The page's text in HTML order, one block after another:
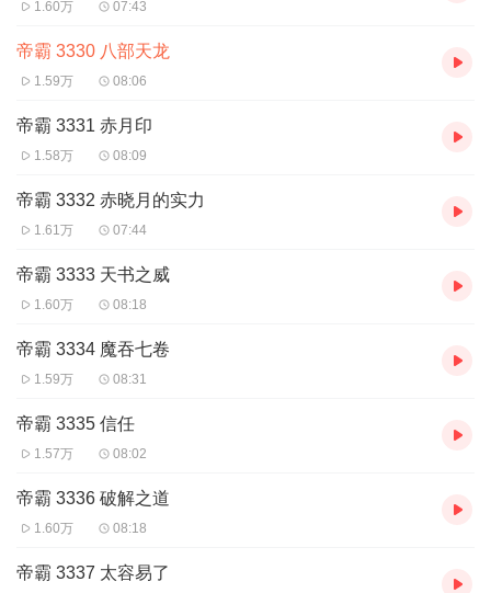
1.60万 07:43
帝霸 3330 八部天龙
1.59万 08:06
帝霸 3331 赤月印
1.58万 08:09
帝霸 3332 赤晓月的实力
1.61万 07:44
帝霸 3333 天书之威
1.60万 08:18
帝霸 3334 魔吞七卷
1.59万 08:31
帝霸 3335 信任
1.57万 08:02
帝霸 3336 破解之道
1.60万 08:18
帝霸 3337 太容易了